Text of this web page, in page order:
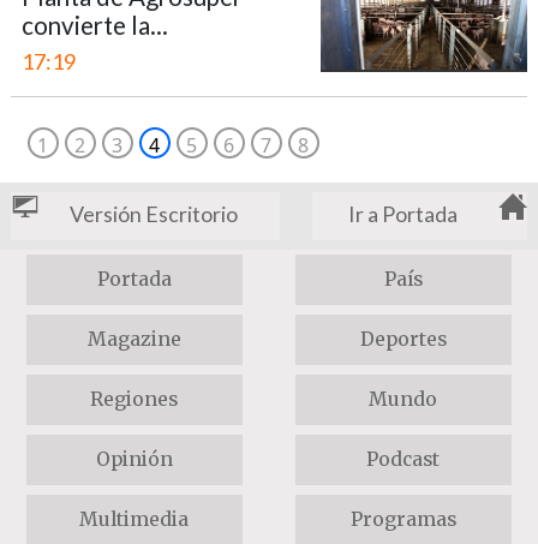
convierte la...
17:19
1 2 3 4 5 6 7 8
Versión Escritorio Ir a Portada
Portada País
Magazine Deportes
Regiones Mundo
Opinión Podcast
Multimedia Programas